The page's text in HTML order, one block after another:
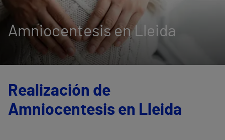
Amniocentesis en Lleida
Realización de
Amniocentesis en Lleida